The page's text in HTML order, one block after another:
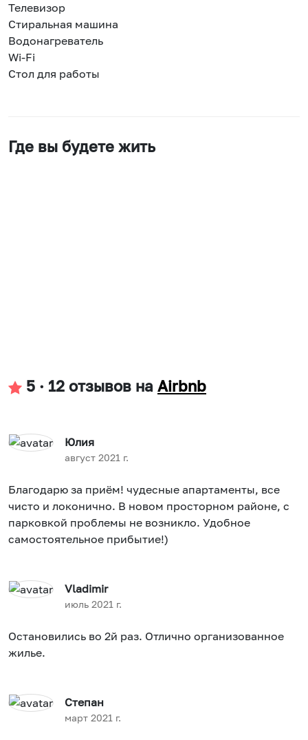
Телевизор
Стиральная машина
Водонагреватель
Wi-Fi
Стол для работы
Где вы будете жить
5 · 12 отзывов на Airbnb
Юлия
август 2021 г.
Благодарю за приём! чудесные апартаменты, все
чисто и локонично. В новом просторном районе, с
парковкой проблемы не возникло. Удобное
самостоятельное прибытие!)
Vladimir
июль 2021 г.
Остановились во 2й раз. Отлично организованное
жилье.
Степан
март 2021 г.